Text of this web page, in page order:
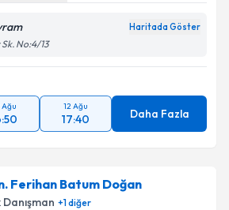
Haritada Göster
No:4/13
Ağu 12 Ağu
17:40 Daha Fazla
Ferihan Batum Doğan
+1diğer